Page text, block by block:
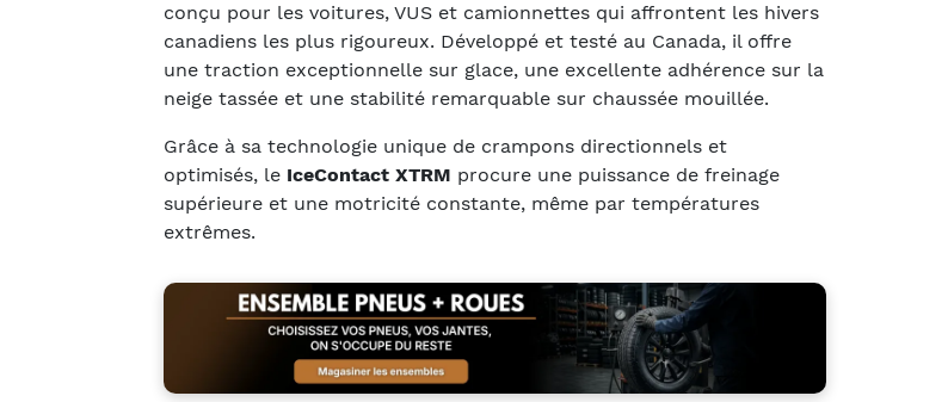
conçu pour les voitures, VUS et camionnettes qui affrontent les hivers
canadiens les plus rigoureux. Développé et testé au Canada, il offre
une traction exceptionnelle sur glace, une excellente adhérence sur la
neige tassée et une stabilité remarquable sur chaussée mouillée.
Grâce à sa technologie unique de crampons directionnels et
optimisés, le IceContact XTRM procure une puissance de freinage
supérieure et une motricité constante, même par températures
extrêmes.